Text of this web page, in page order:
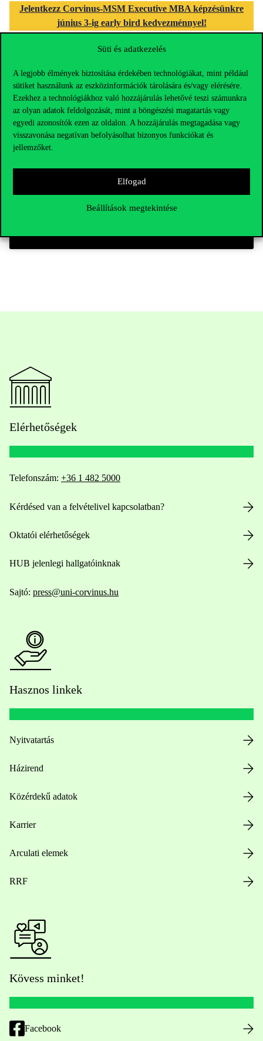
Süti és adatkezelés
A legjobb élmények biztosítása érdekében technológiákat, mint például
sütiket használunk az eszközinformációk tárolására és/vagy elérésére.
Ezekhez a technológiákhoz való hozzájárulás lehetővé teszi számunkra
az olyan adatok feldolgozását, mint a böngészési magatartás vagy
egyedi azonosítók ezen az oldalon. A hozzájárulás megtagadása vagy
visszavonása negatívan befolyásolhat bizonyos funkciókat és
jellemzőket.
Elfogad
Beállítások megtekintése
Jelentkezz Corvinus-MSM Executive MBA képzésünkre
június 3-ig early bird kedvezménnyel!
Elérhetőségek
Telefonszám: +36 1 482 5000
Kérdésed van a felvételivel kapcsolatban?
Oktatói elérhetőségek
HUB jelenlegi hallgatóinknak
Sajtó: press@uni-corvinus.hu
Hasznos linkek
Nyitvatartás
Házirend
Közérdekű adatok
Karrier
Arculati elemek
RRF
Kövess minket!
Facebook